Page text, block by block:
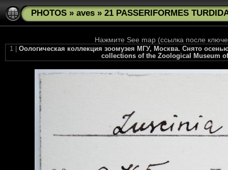
PHOTOS » aves » 21 PASSERIFORMES
Нажмите See map (ссылка после
1 |Оологическая коллекция зоомузея МГУ, Москва. Снято
collections of the Zoological Museum